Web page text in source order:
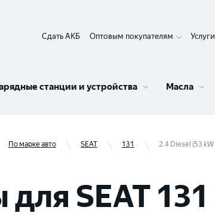
Сдать АКБ Оптовым покупателям Услуги
станции и устройства Масла
По марке авто SEAT 131 2.4 Diesel (53 kW
SEAT